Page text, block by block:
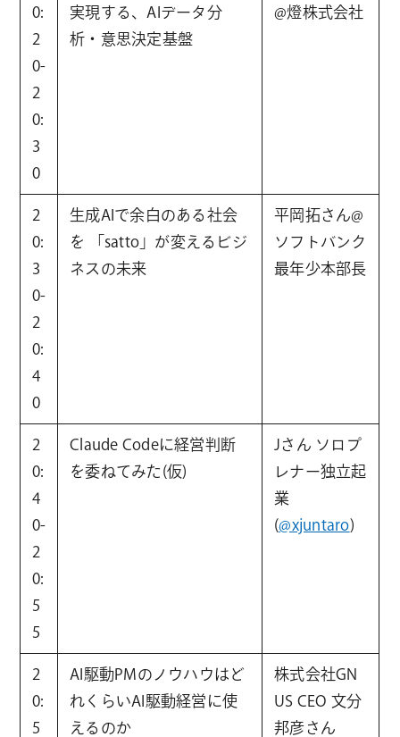
0:
2
0-
2
0:
3
0
実現する、AIデータ分
析・意思決定基盤
@燈株式会社
2
0:
3
0-
2
0:
4
0
生成AIで余白のある社会
を 「satto」が変えるビジ
ネスの未来
平岡拓さん@
ソフトバンク
最年少本部長
2
0:
4
0-
2
0:
5
5
Claude Codeに経営判断
を委ねてみた(仮)
Jさん ソロプ
レナー独立起
業
(@xjuntaro)
2
0:
5
AI駆動PMのノウハウはど
れくらいAI駆動経営に使
えるのか
株式会社GN
US CEO 文分
邦彦さん